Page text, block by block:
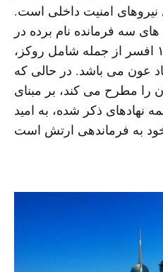
امنیت داخلی است.
سه فرمانده نام برده در
سناریوی قبلی به علاوه ۱۵ افسر از جمله شامل روکز،
عون می باشد. در حالی که
را مطرح می کند، بر مبنای
نهادهای ذکر شده، به امید